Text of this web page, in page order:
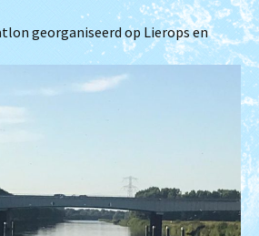
georganiseerd op Lierops en